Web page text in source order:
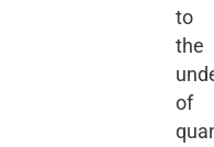
to
the
of